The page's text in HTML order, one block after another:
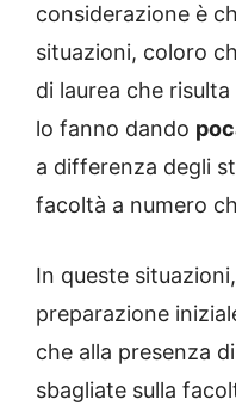
considerazione è
situazioni, coloro
di laurea che
lo fanno dando
a differenza degli
facoltà a numero
In queste
preparazione
che alla presenza
sbagliate sulla